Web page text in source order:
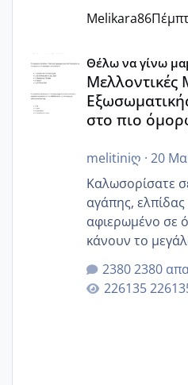
Melikara86
Μελλοντικές Μανούλες
Θέλω να γίνω
Μελλοντικές
στο πιο
melitiniღ · 20
Καλωσορίσατε
αγάπης,
αφιερωμένο σε
κάνουν το
μητρότητα
Εδώ θα
εμπειρίες και
2380